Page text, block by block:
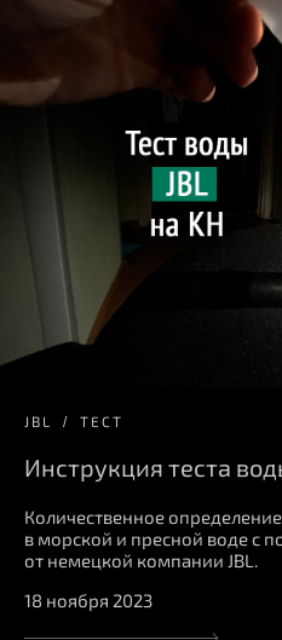
JBL ТЕСТ
Инструкция теста
Количественное
в морской и пресной воде с
от немецкой компании JBL.
18 ноября 2023